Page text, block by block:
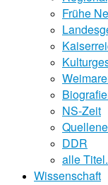
Frühe
NS-Zeit
DDR
alle
Wissenschaft